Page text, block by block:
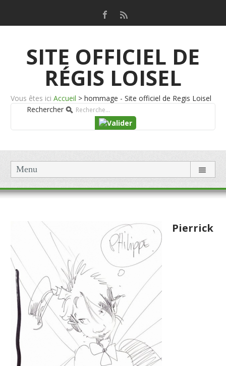
SITE OFFICIEL DE
RÉGIS LOISEL
Vous êtes ici Accueil > hommage - Site officiel de Regis Loisel
Rechercher
Menu
Pierrick